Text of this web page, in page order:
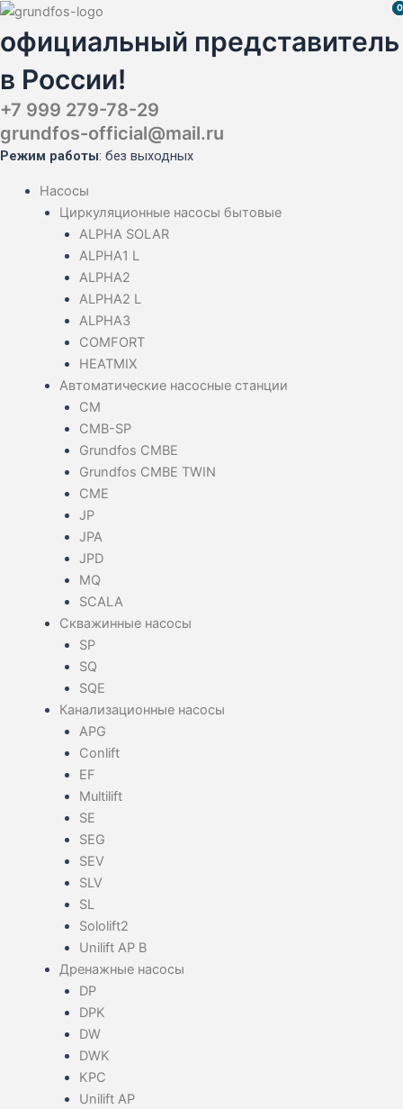
Перейти
содержимому
официальный представитель
в России!
+7 999 279-78-29
grundfos-official@mail.ru
Режим работы: без выходных
Насосы
Циркуляционные насосы бытовые
ALPHA SOLAR
ALPHA1 L
ALPHA2
ALPHA2 L
ALPHA3
COMFORT
HEATMIX
Автоматические насосные станции
CM
CMB-SP
Grundfos CMBE
Grundfos CMBE TWIN
CME
JP
JPA
JPD
MQ
SCALA
Скважинные насосы
SP
SQ
SQE
Канализационные насосы
APG
Conlift
EF
Multilift
SE
SEG
SEV
SLV
SL
Sololift2
Unilift AP B
Дренажные насосы
DP
DPK
DW
DWK
KPC
Unilift AP
Поиск
товаров
0
Поиск
товаров
Поиск
товаров
0